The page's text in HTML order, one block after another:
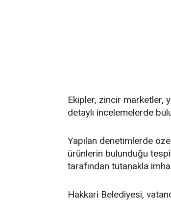
Ekipler, zincir marketler,
detaylı incelemelerde
Yapılan denetimlerde
ürünlerin bulunduğu
tarafından tutanakla
Hakkari Belediyesi,